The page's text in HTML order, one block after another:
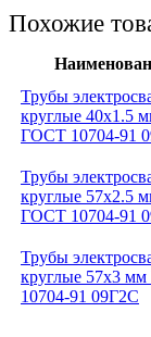
Похожие
Трубы
круглые 40x1.5
ГОСТ 10704-91
Трубы
круглые 57x2.5
ГОСТ 10704-91
Трубы
круглые 57x3
10704-91 09Г2С